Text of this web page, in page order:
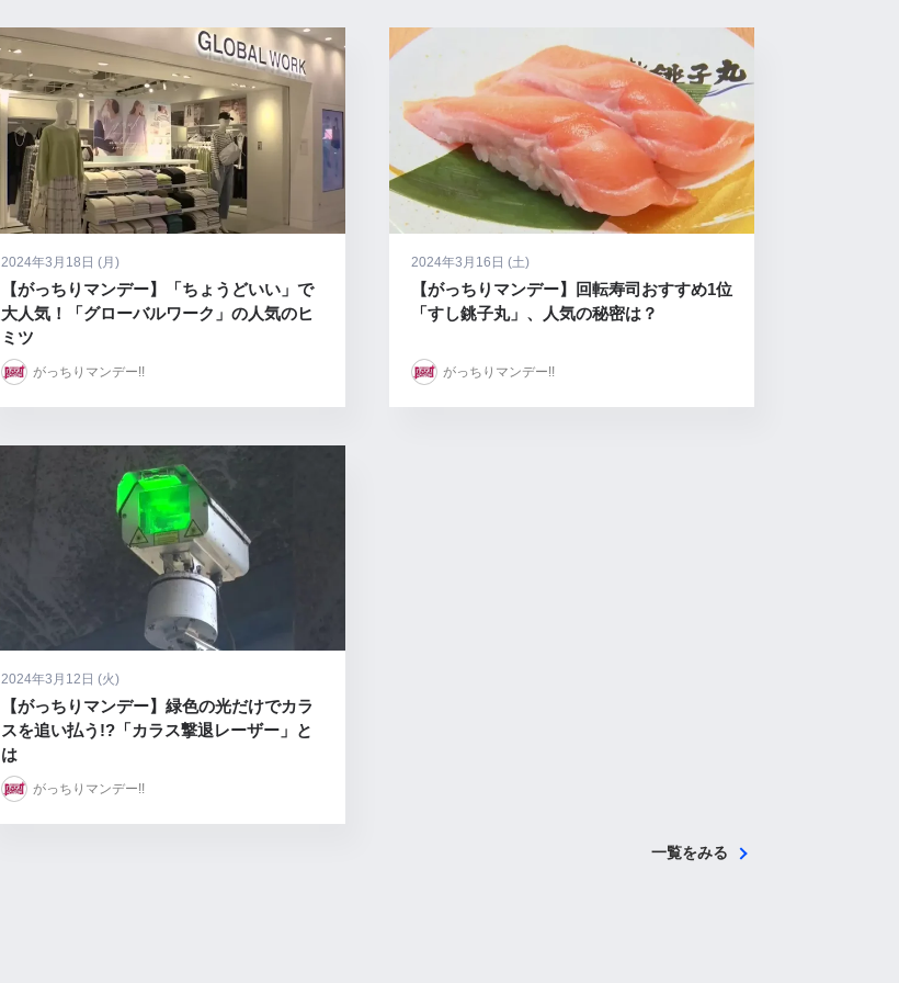
2024年3月18日 (月)
【がっちりマンデー】「ちょうどいい」で
大人気！「グローバルワーク」の人気のヒ
ミツ
がっちりマンデー!!
2024年3月16日 (土)
【がっちりマンデー】回転寿司おすすめ1位
「すし銚子丸」、人気の秘密は？
がっちりマンデー!!
2024年3月12日 (火)
【がっちりマンデー】緑色の光だけでカラ
スを追い払う!?「カラス撃退レーザー」と
は
がっちりマンデー!!
一覧をみる